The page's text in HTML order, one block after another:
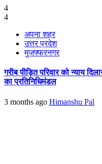
4
4
अपना शहर
उत्तर प्रदेश
मुजफ्फरनगर
गरीब पीड़ित परिवार को न्याय
का प्रतिनिधिमंडल
3 months ago Himanshu Pal